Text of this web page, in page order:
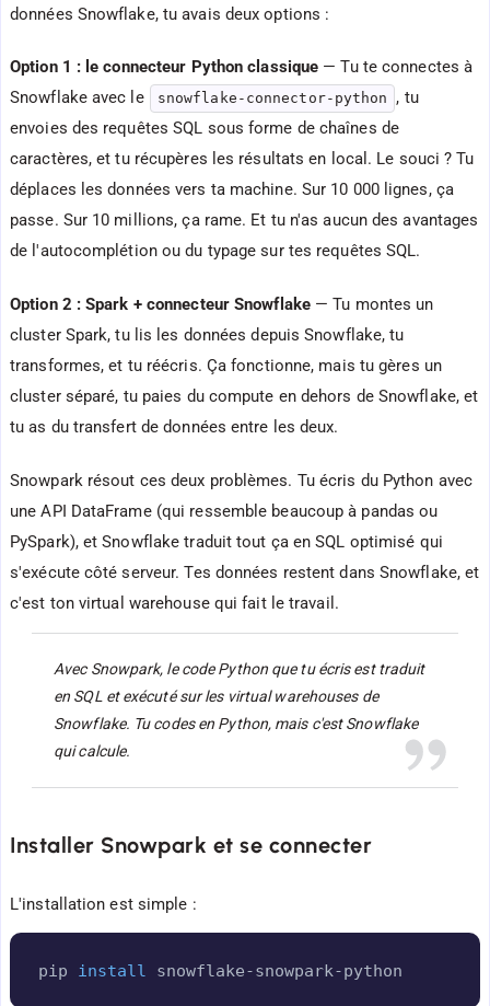
données Snowflake, tu avais deux options :
Option 1 : le connecteur Python classique — Tu te connectes à
Snowflake avec le
snowflake-connector-python
, tu
envoies des requêtes SQL sous forme de chaînes de
caractères, et tu récupères les résultats en local. Le souci ? Tu
déplaces les données vers ta machine. Sur 10 000 lignes, ça
passe. Sur 10 millions, ça rame. Et tu n'as aucun des avantages
de l'autocomplétion ou du typage sur tes requêtes SQL.
Option 2 : Spark + connecteur Snowflake— Tu montes un
cluster Spark, tu lis les données depuis Snowflake, tu
transformes, et tu réécris. Ça fonctionne, mais tu gères un
cluster séparé, tu paies du compute en dehors de Snowflake, et
tu as du transfert de données entre les deux.
Snowpark résout ces deux problèmes. Tu écris du Python avec
une API DataFrame (qui ressemble beaucoup à pandas ou
PySpark), et Snowflake traduit tout ça en SQL optimisé qui
s'exécute côté serveur. Tes données restent dans Snowflake, et
c'est ton virtual warehouse qui fait le travail.
Avec Snowpark, le code Python que tu écris est traduit
en SQL et exécuté sur les virtual warehouses de
Snowflake. Tu codes en Python, mais c'est Snowflake
qui calcule.
Installer Snowpark et se connecter
L'installation est simple :
pip install